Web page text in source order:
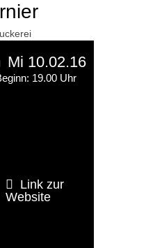
Mi 10.02.16
19.00 Uhr
Link zur
Website